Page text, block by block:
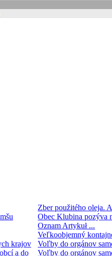
Zber použitého oleja.
Obec Klubina pozýva
Oznam Artykuł ...
Veľkoobjemný
Voľby do orgánov
Voľby do orgánov